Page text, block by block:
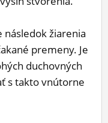
následok žiarenia
premeny. Je
duchovných
s takto vnútorne